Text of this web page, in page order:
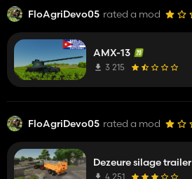
FloAgriDevo05 rated a mod
AMX-13
3 215
FloAgriDevo05 rated a mod
Dezeure silage trailer
4 251